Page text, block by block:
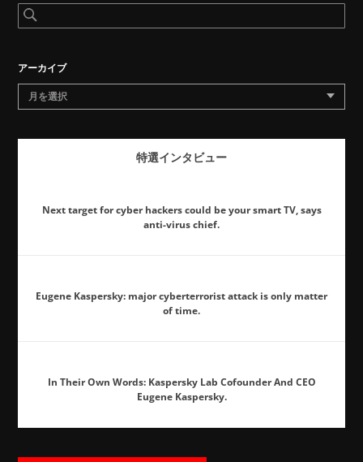
アーカイブ
月を選択
特選インタビュー
Next target for cyber hackers could be your smart TV, says
anti-virus chief.
Eugene Kaspersky: major cyberterrorist attack is only matter
of time.
In Their Own Words: Kaspersky Lab Cofounder And CEO
Eugene Kaspersky.